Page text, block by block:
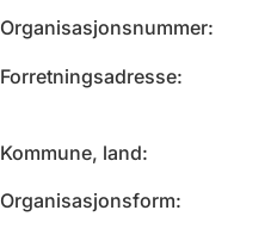
Organisasjonsnummer
Forretningsadresse
Kommune, land
Organisasjonsform